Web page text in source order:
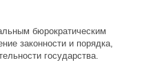
бюрократическим
законности и порядка,
государства.